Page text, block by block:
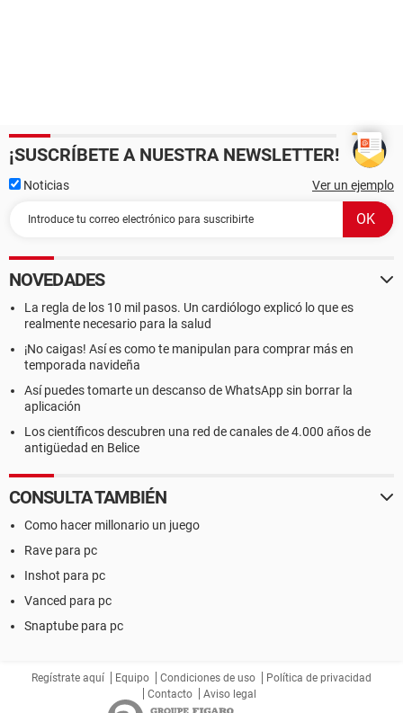
¡SUSCRÍBETE A NUESTRA NEWSLETTER!
Noticias Ver un ejemplo
NOVEDADES
La regla de los 10 mil pasos. Un cardiólogo explicó lo que es
realmente necesario para la salud
¡No caigas! Así es como te manipulan para comprar más en
temporada navideña
Así puedes tomarte un descanso de WhatsApp sin borrar la
aplicación
Los científicos descubren una red de canales de 4.000 años de
antigüedad en Belice
CONSULTA TAMBIÉN
Como hacer millonario un juego
Rave para pc
Inshot para pc
Vanced para pc
Snaptube para pc
Regístrate aquí Equipo Condiciones de uso
Política de privacidad
Contacto
Aviso legal